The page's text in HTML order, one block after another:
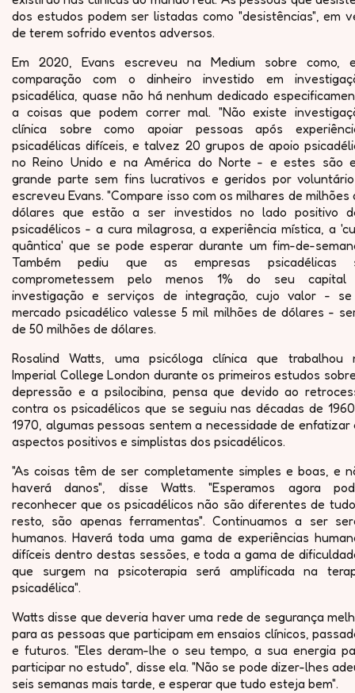
dos estudos podem ser listadas como "desistências", em
de terem sofrido eventos adversos.
Em 2020, Evans escreveu na Medium sobre como,
comparação com o dinheiro investido em
psicadélica, quase não há nenhum dedicado
a coisas que podem correr mal. "Não existe
clínica sobre como apoiar pessoas após
psicadélicas difíceis, e talvez 20 grupos de apoio
no Reino Unido e na América do Norte - e estes são
grande parte sem fins lucrativos e geridos por
escreveu Evans. "Compare isso com os milhares de milhões
dólares que estão a ser investidos no lado positivo
psicadélicos - a cura milagrosa, a experiência mística, a
quântica' que se pode esperar durante um fim-de-
Também pediu que as empresas psicadélicas
comprometessem pelo menos 1% do seu
investigação e serviços de integração, cujo valor -
mercado psicadélico valesse 5 mil milhões de dólares -
de 50 milhões de dólares.
Rosalind Watts, uma psicóloga clínica que trabalhou
Imperial College London durante os primeiros estudos
depressão e a psilocibina, pensa que devido ao
contra os psicadélicos que se seguiu nas décadas de
1970, algumas pessoas sentem a necessidade de enfatizar
aspectos positivos e simplistas dos psicadélicos.
"As coisas têm de ser completamente simples e boas, e
haverá danos", disse Watts. "Esperamos agora
reconhecer que os psicadélicos não são diferentes de
resto, são apenas ferramentas". Continuamos a ser
humanos. Haverá toda uma gama de experiências
difíceis dentro destas sessões, e toda a gama de
que surgem na psicoterapia será amplificada na
psicadélica".
Watts disse que deveria haver uma rede de segurança
para as pessoas que participam em ensaios clínicos,
e futuros. "Eles deram-lhe o seu tempo, a sua energia
participar no estudo", disse ela. "Não se pode dizer-lhes
seis semanas mais tarde, e esperar que tudo esteja bem".